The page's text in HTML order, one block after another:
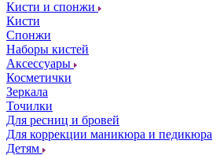
Кисти и спонжи
Кисти
Спонжи
Наборы кистей
Аксессуары
Косметички
Зеркала
Точилки
Для ресниц и бровей
Для коррекции маникюра и педикюра
Детям